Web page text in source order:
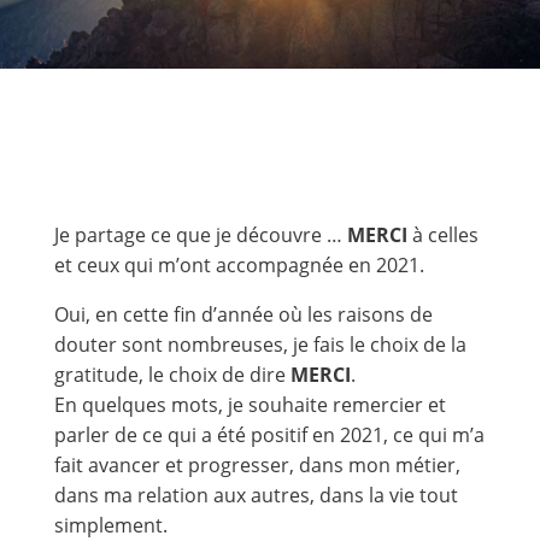
Je partage ce que je découvre … MERCI à celles
et ceux qui m’ont accompagnée en 2021.
Oui, en cette fin d’année où les raisons de
douter sont nombreuses, je fais le choix de la
gratitude, le choix de dire MERCI.
En quelques mots, je souhaite remercier et
parler de ce qui a été positif en 2021, ce qui m’a
fait avancer et progresser, dans mon métier,
dans ma relation aux autres, dans la vie tout
simplement.